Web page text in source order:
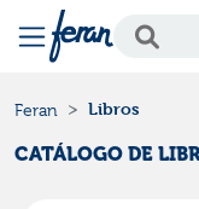
Feran Libros
CATÁLOGO DE